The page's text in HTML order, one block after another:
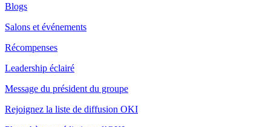
Blogs
Salons et événements
Récompenses
Leadership éclairé
Message du président du groupe
Rejoignez la liste de diffusion OKI